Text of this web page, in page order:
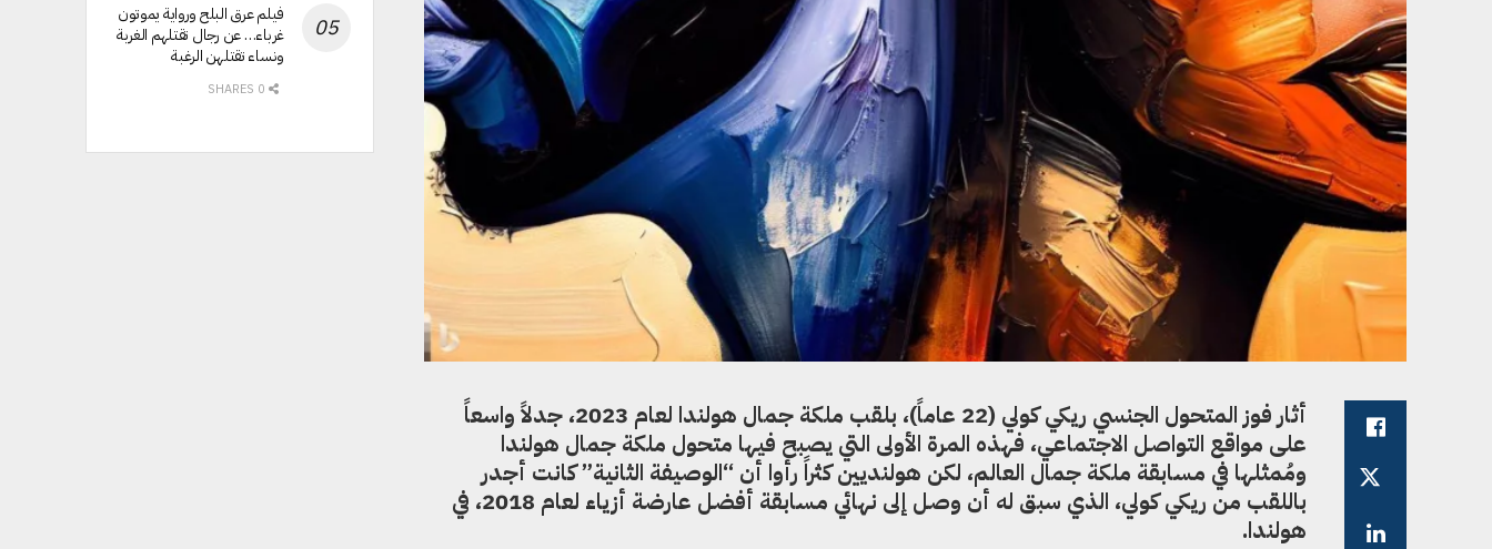
أثار فوز المتحول الجنسي ريكي كولي (22 عاماً)، بلقب ملكة جمال هولندا لعام 2023، جدلاً واسعاً
على مواقع التواصل الاجتماعي، فهذه المرة الأولى التي يصبح فيها متحول ملكة جمال هولندا
ومُمثلها في مسابقة ملكة جمال العالم، لكن هولنديين كثراً رأوا أن “الوصيفة الثانية” كانت أجدر
باللقب من ريكي كولي، الذي سبق له أن وصل إلى نهائي مسابقة أفضل عارضة أزياء لعام 2018، في
هولندا.
فيلم عرق البلح ورواية يموتون
غرباء… عن رجال تقتلهم الغربة
ونساء تقتلهن الرغبة